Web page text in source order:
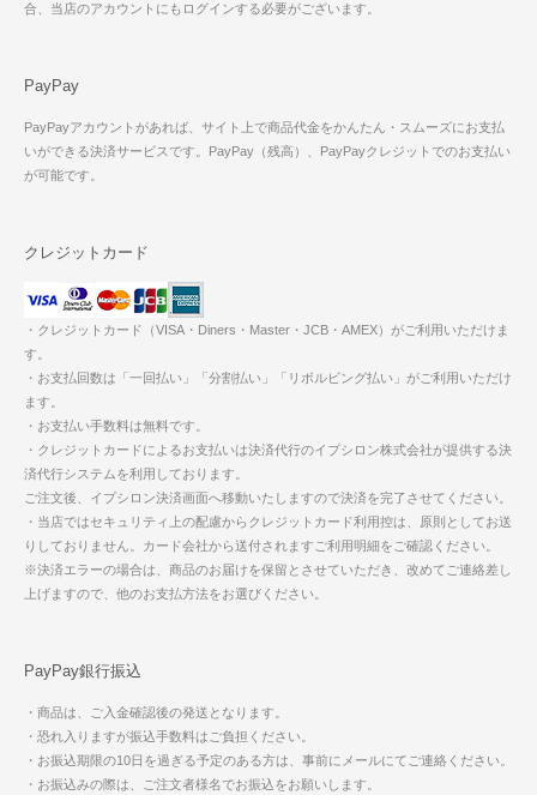
合、当店のアカウントにもログインする必要がございます。
PayPay
PayPayアカウントがあれば、サイト上で商品代金をかんたん・スムーズにお支払
いができる決済サービスです。PayPay（残高）、PayPayクレジットでのお支払い
が可能です。
クレジットカード
・クレジットカード（VISA・Diners・Master・JCB・AMEX）がご利用いただけま
す。
・お支払回数は「一回払い」「分割払い」「リボルビング払い」がご利用いただけ
ます。
・お支払い手数料は無料です。
・クレジットカードによるお支払いは決済代行のイプシロン株式会社が提供する決
済代行システムを利用しております。
ご注文後、イプシロン決済画面へ移動いたしますので決済を完了させてください。
・当店ではセキュリティ上の配慮からクレジットカード利用控は、原則としてお送
りしておりません。カード会社から送付されますご利用明細をご確認ください。
※決済エラーの場合は、商品のお届けを保留とさせていただき、改めてご連絡差し
上げますので、他のお支払方法をお選びください。
PayPay銀行振込
・商品は、ご入金確認後の発送となります。
・恐れ入りますが振込手数料はご負担ください。
・お振込期限の10日を過ぎる予定のある方は、事前にメールにてご連絡ください。
・お振込みの際は、ご注文者様名でお振込をお願いします。